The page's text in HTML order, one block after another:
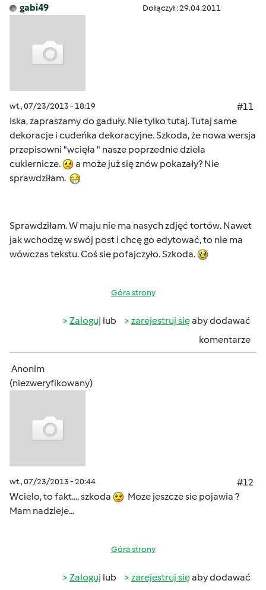
gabi49 Dołączył : 29.04.2011
wt., 07/23/2013 - 18:19
#11
Iska, zapraszamy do gaduły. Nie tylko tutaj. Tutaj same
dekoracje i cudeńka dekoracyjne. Szkoda, że nowa wersja
przepisowni "wcięła " nasze poprzednie dziela
cukiernicze.
a może już się znów pokazały? Nie
sprawdziłam.
Sprawdziłam. W maju nie ma nasych zdjęć tortów. Nawet
jak wchodzę w swój post i chcę go edytować, to nie ma
wówczas tekstu. Coś sie pofajczyło. Szkoda.
Góra strony
Zaloguj lub zarejestruj sięaby dodawać
komentarze
Anonim
(niezweryfikowany)
wt., 07/23/2013 - 20:44
#12
Wcielo, to fakt.... szkoda
Moze jeszcze sie pojawia ?
Mam nadzieje...
Góra strony
Zaloguj lub zarejestruj sięaby dodawać